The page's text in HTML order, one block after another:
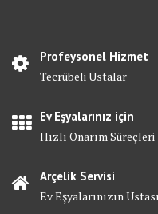
Profeysonel Hizmet
Tecrübeli Ustalar
Ev Eşyalarınız için
Hızlı Onarım Süreçleri
Arçelik Servisi
Ev Eşyalarınızın Ustası